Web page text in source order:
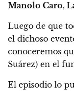
Manolo Caro,
Luego de que
el dichoso
conoceremos
Suárez) en el
El episodio lo